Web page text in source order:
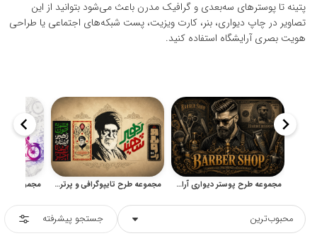
پتینه تا پوسترهای سه‌بعدی و گرافیک مدرن باعث می‌شود بتوانید از این
تصاویر در چاپ دیواری، بنر، کارت ویزیت، پست شبکه‌های اجتماعی یا طراحی
هویت بصری آرایشگاه استفاده کنید.
مجموعه طرح پوستر دیواری آرایشگاه مردانه با سبک وینتیج مجموعه طرح تایپوگرافی و پرتره رهبر شهید برای چاپ کتیبه، بنر و پوستر
محبوب‌ترین جستجو پیشرفته
021 28428845
تماس با ما